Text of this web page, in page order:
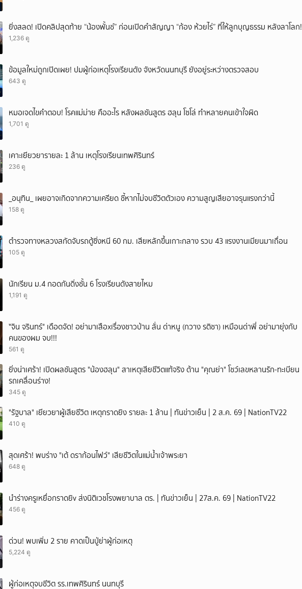
ยิ่งสลด! เปิดคลิปสุดท้าย “น้องพั้นช์” ก่อนเปิดคำสัญญา “ก้อง ห้วยไร่” ที่ให้ลูกบุญธรรม หลังลาโลก!
1,236 ดู
ข้อมูลใหม่ถูกเปิดเผย! ปมผู้ก่อเหตุโรงเรียนดัง จังหวัดนนทบุรี ยังอยู่ระหว่างตรวจสอบ
643 ดู
หมอเจดไขคำตอบ! โรคแม่ม่าย คืออะไร หลังผลชันสูตร ฮลุน โซโล่ ทำหลายคนเข้าใจผิด
1,701 ดู
เคาะเยียวยารายละ 1 ล้าน เหตุโรงเรียนเทพศิรินทร์
236 ดู
_อนุทิน_ เผยอาจเกิดจากความเครียด ชี้หากไม่จบชีวิตตัวเอง ความสูญเสียอาจรุนแรงกว่านี้
158 ดู
ตำรวจทางหลวงสกัดจับรถตู้ซิ่งหนี 60 กม. เสียหลักขึ้นเกาะกลาง รวบ 43 แรงงานเมียนมาเถื่อน
105 ดู
นักเรียน ม.4 กอดกันดิ่งชั้น 6 โรงเรียนดังสายไหม
1,191 ดู
ั่"จิน จรินทร์" เดือดจัด! อย่ามาเสือxเรื่องชาวบ้าน ลั่น ด่าหนู (กวาง รติชา) เหมือนด่าพี่ อย่ามายุ่งกับ
คนของผม จบ!!!
561 ดู
ยิ่งน่าเศร้า! เปิดผลชันสูตร "น้องฮลุน" สาเหตุเสียชีวิตแท้จริง ด้าน "คุณย่า" โชว์เลขหลานรัก-ทะเบียน
รถเคลื่อนร่าง!
345 ดู
"รัฐบาล" เยียวยาผู้เสียชีวิต เหตุกราดยิง รายละ 1 ล้าน | ทันข่าวเย็น | 2 ส.ค. 69 | NationTV22
410 ดู
สุดเศร้า! พบร่าง "เต้ ดราก้อนไฟว์" เสียชีวิตในแม่น้ำเจ้าพระยา
648 ดู
นำร่างครูเหยื่อกราดยิv ส่งนิติเวชโรงพยาบาล ตร. | ทันข่าวเย็น | 27ส.ค. 69 | NationTV22
456 ดู
ด่วน! พบเพิ่ม 2 ราย คาดเป็นปู่ย่าผู้ก่อเหตุ
5,224 ดู
ผู้ก่อเหตุจบชีวิต รร.เทพศิรินทร์ นนทบุรี